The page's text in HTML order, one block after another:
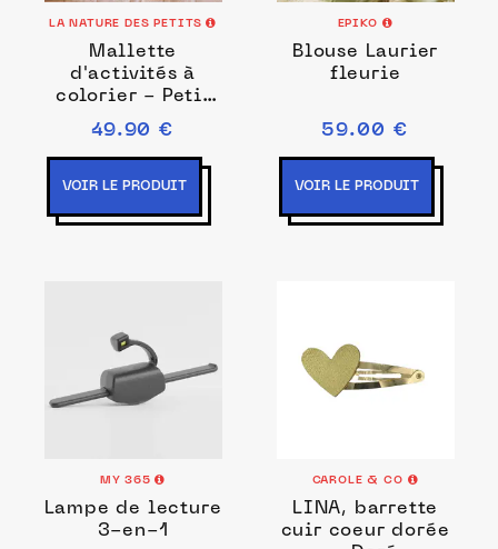
LA NATURE DES PETITS
Mallette
d'activités à
colorier - Petit
jardinier
49.90 €
VOIR LE PRODUIT
EPIKO
Blouse Laurier
fleurie
59.00 €
VOIR LE PRODUIT
MY 365
Lampe de lecture
3-en-1
CAROLE & CO
LINA, barrette
cuir coeur dorée